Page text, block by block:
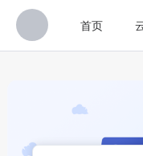
首页